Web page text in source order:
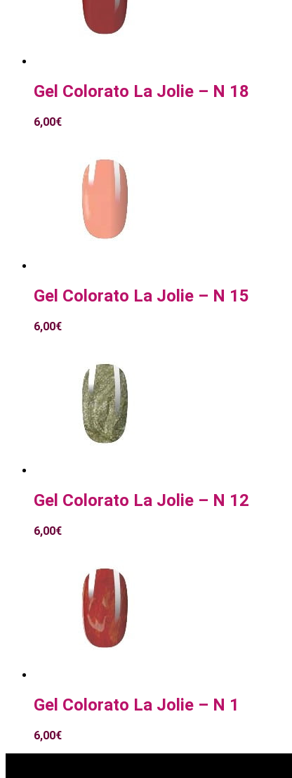
Gel Colorato La Jolie – N 18
6,00€
Gel Colorato La Jolie – N 15
6,00€
Gel Colorato La Jolie – N 12
6,00€
Gel Colorato La Jolie – N 1
6,00€